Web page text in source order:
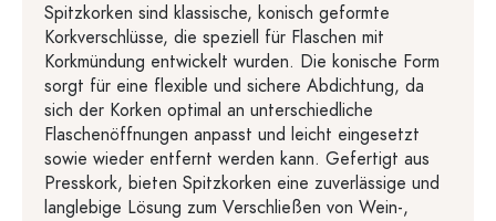
Spitzkorken sind klassische, konisch geformte
Korkverschlüsse, die speziell für Flaschen mit
Korkmündung entwickelt wurden. Die konische Form
sorgt für eine flexible und sichere Abdichtung, da
sich der Korken optimal an unterschiedliche
Flaschenöffnungen anpasst und leicht eingesetzt
sowie wieder entfernt werden kann. Gefertigt aus
Presskork, bieten Spitzkorken eine zuverlässige und
langlebige Lösung zum Verschließen von Wein-,